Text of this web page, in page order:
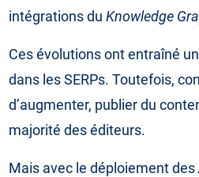
intégrations du Knowledge
Ces évolutions ont entraîné
dans les SERPs. Toutefois,
d’augmenter, publier du
majorité des éditeurs.
Mais avec le déploiement des